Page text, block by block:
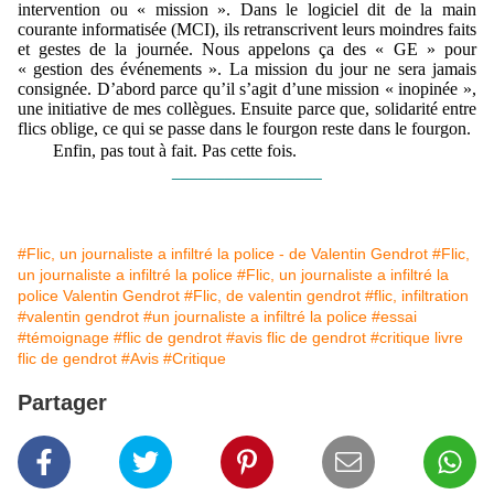
intervention ou « mission ». Dans le logiciel dit de la main
courante informatisée (MCI), ils retranscrivent leurs moindres faits
et gestes de la journée. Nous appelons ça des « GE » pour
« gestion des événements ». La mission du jour ne sera jamais
consignée. D’abord parce qu’il s’agit d’une mission « inopinée »,
une initiative de mes collègues. Ensuite parce que, solidarité entre
flics oblige, ce qui se passe dans le fourgon reste dans le fourgon.
Enfin, pas tout à fait. Pas cette fois.
#Flic, un journaliste a infiltré la police - de Valentin Gendrot #Flic,
un journaliste a infiltré la police #Flic, un journaliste a infiltré la
police Valentin Gendrot #Flic, de valentin gendrot #flic, infiltration
#valentin gendrot #un journaliste a infiltré la police #essai
#témoignage #flic de gendrot #avis flic de gendrot #critique livre
flic de gendrot #Avis #Critique
Partager